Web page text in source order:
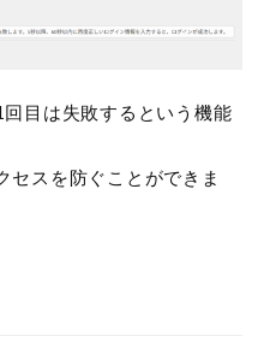
目は失敗するという機能
セスを防ぐことができま